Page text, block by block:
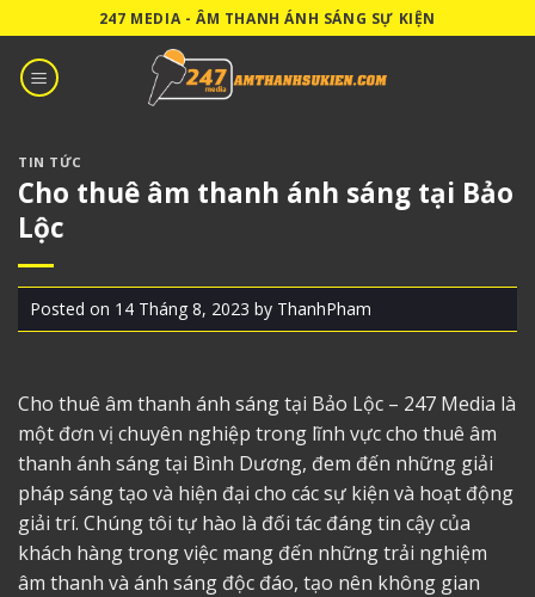
to
content
247 MEDIA - ÂM THANH ÁNH SÁNG SỰ KIỆN
TIN TỨC
Cho thuê âm thanh ánh sáng tại Bảo
Lộc
Posted on 14 Tháng 8, 2023 by ThanhPham
Cho thuê âm thanh ánh sáng tại Bảo Lộc – 247 Media là
một đơn vị chuyên nghiệp trong lĩnh vực cho thuê âm
thanh ánh sáng tại Bình Dương, đem đến những giải
pháp sáng tạo và hiện đại cho các sự kiện và hoạt động
giải trí. Chúng tôi tự hào là đối tác đáng tin cậy của
khách hàng trong việc mang đến những trải nghiệm
âm thanh và ánh sáng độc đáo, tạo nên không gian